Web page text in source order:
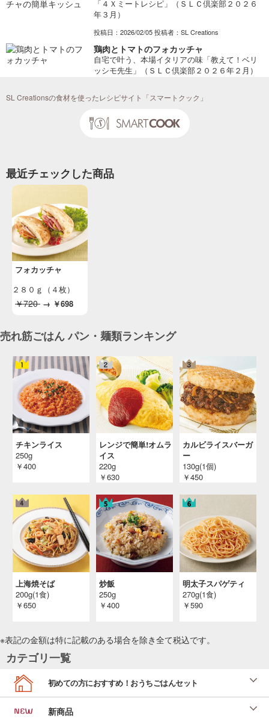
「４Ｘミートレシピ」（ＳＬＣ倶楽部２０２６
年３月）
投稿日：2026/02/05 投稿者：SL Creations
鶏肉とトマトのフォカッチャ
自宅で叶う、本場イタリアの味「教えて！ベリ
ッシモ先生」（ＳＬＣ倶楽部２０２６年２月）
４Ｘビーフの和風ソフトジャーキーのフォカ
ッチャサンド
４Ｘビーフ肩・もも切り落としを使用したレシ
パンツァネッラ（イタリア風パンサラダ）
２０２５年 無料お試し食事会「イタリアン」
照り焼きチキンのピザ
楽部 ２０２４年９月）
投稿日：2024/07/17 投稿者：SL Creations
パンツァネッラ（イタリア風パンサラダ）
２０２４年 無料お試し食事会「イタリアン」
（３名分）
投稿日：2024/03/18 投稿者：SL Creations
エルヴィスサンド
「今月のお料理レシピ」 （ＳＬＣ倶楽部２
０２４年２月）
サンドイッチケーキ（スモーガストルタ）
「今月のレシピ」 （ＳＬＣ倶楽部２０２３年
１２月）
投稿日：2023/10/18 投稿者：SL Creations
カレーパン風グラタン
「ＳＬセレクトアレンジメニュー」 （ＳＬ
Ｃ倶楽部２０２３年１２月）
投稿日：2023/10/18 投稿者：SL Creations
（３名分）
「ＳＬセレクトアレンジメニュー」 （「簡単
レシピで、旬ごはん」 （ＳＬＣ倶楽部２０
SL Creationsの食材を使ったレシピサイト「スマートクック」
最近チェックした商品
フォカッチャ
２８０ｇ（４枚）
￥720 → ￥698
売れ筋ごはん パン・麺類ランキング
チキンライス
250g
￥400
レンジで簡単!オムラ
イス
220g
￥630
カルビライスバーガ
ー
130g(1個)
￥450
上海焼そば
200g(1食)
￥650
炒飯
250g
￥400
明太子スパゲティ
270g(1食)
￥590
※表記の金額は特に記載のある場合を除き全て税込です。
カテゴリ一覧
初めての方におすすめ！おうちごはんセット
新商品